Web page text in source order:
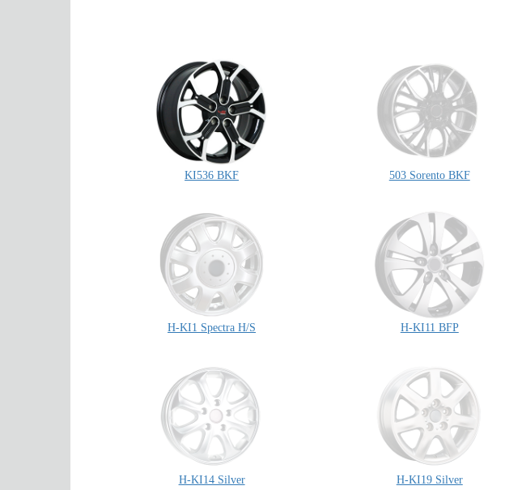
KI536 BKF 503 Sorento BKF
H-KI1 Spectra H/S H-KI11 BFP
H-KI14 Silver H-KI19 Silver